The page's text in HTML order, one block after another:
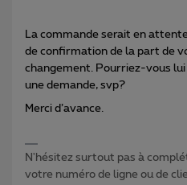
La commande serait en
de confirmation de la part de
changement. Pourriez-vous lui
une demande, svp?
Merci d’avance.
N'hésitez surtout pas à
votre numéro de ligne ou de